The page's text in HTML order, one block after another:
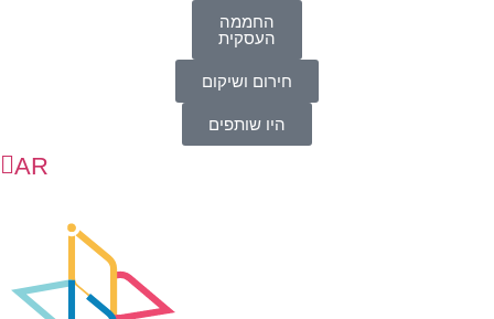
החממה
העסקית
חירום ושיקום
היו שותפים
AR
HE